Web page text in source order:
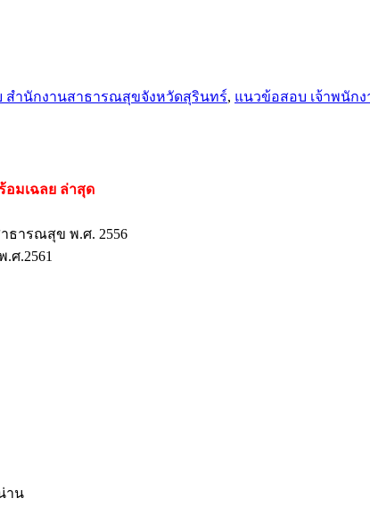
สำนักงานสาธารณสุขจังหวัดสุรินทร์, แนวข้อสอบ เจ้าพนัก
อมเฉลย ล่าสุด
ธารณสุข พ.ศ. 2556
.2561
าน